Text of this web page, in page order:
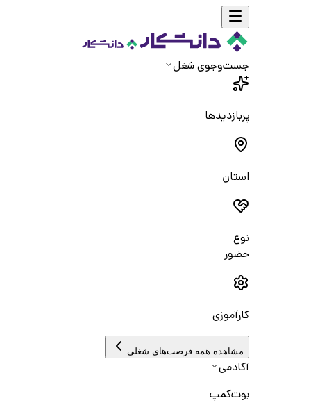
جست‌و‌جوی شغل
پربازدیدها
استان
نوع
حضور
کارآموزی
مشاهده همه فرصت‌های شغلی
آکادمی
بوت‌کمپ